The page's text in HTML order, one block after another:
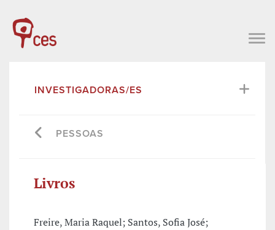
INVESTIGADORAS/ES
PESSOAS
Livros
Freire, Maria Raquel; Santos, Sofia José;